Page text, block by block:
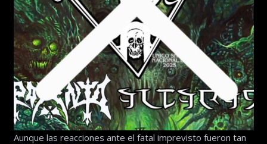
Aunque las reacciones ante el fatal imprevisto fueron tan